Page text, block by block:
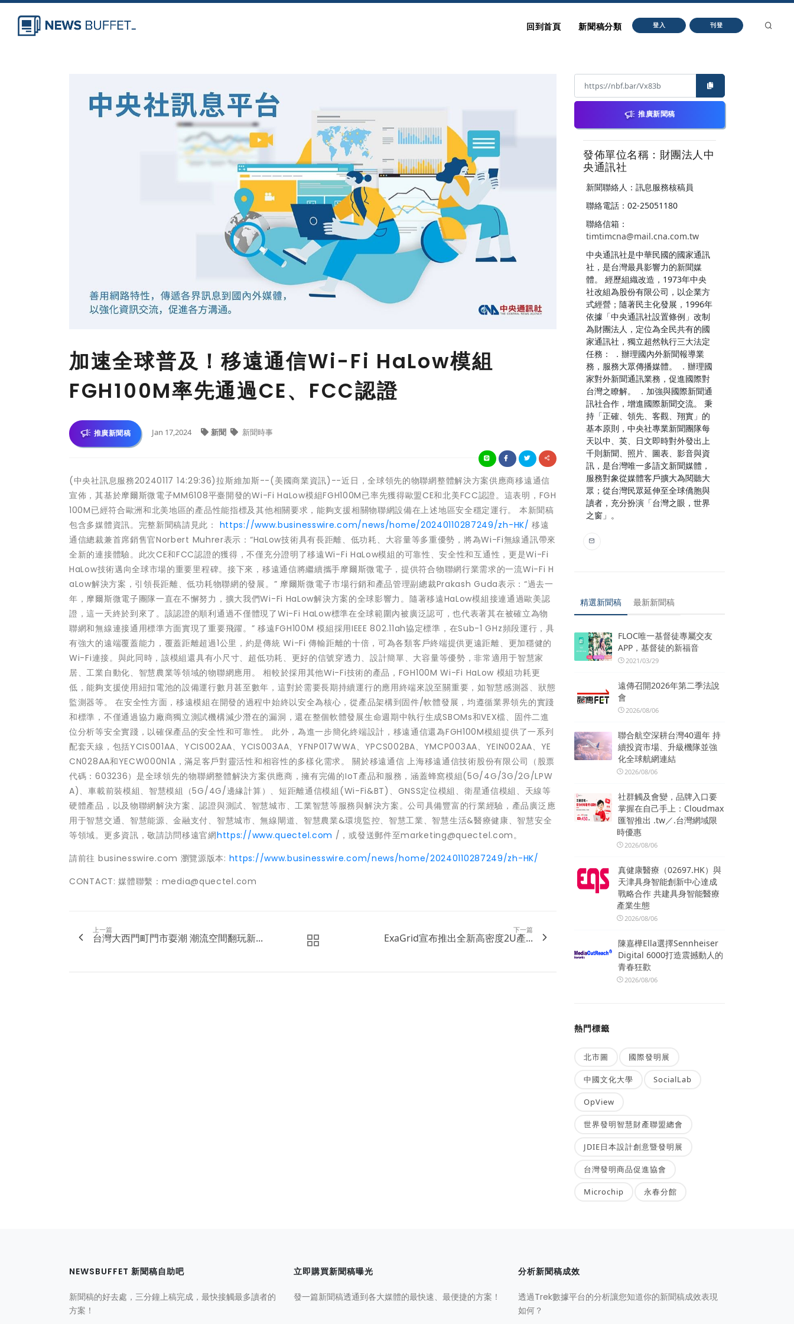
回到首頁 新聞稿分類 登入 刊登
加速全球普及！移遠通信Wi-Fi HaLow模組
FGH100M率先通過CE、FCC認證
推廣新聞稿 Jan 17,2024 新聞 新聞時事
(中央社訊息服務20240117 14:29:36)拉斯維加斯--(美國商業資訊)--近日，全球領先的物聯網整體解決方案供應商移遠通信
宣佈，其基於摩爾斯微電子MM6108平臺開發的Wi-Fi HaLow模組FGH100M已率先獲得歐盟CE和北美FCC認證。這表明，FGH
100M已經符合歐洲和北美地區的產品性能指標及其他相關要求，能夠支援相關物聯網設備在上述地區安全穩定運行。 本新聞稿
包含多媒體資訊。完整新聞稿請見此： https://www.businesswire.com/news/home/20240110287249/zh-HK/ 移遠
通信總裁兼首席銷售官Norbert Muhrer表示：“HaLow技術具有長距離、低功耗、大容量等多重優勢，將為Wi-Fi無線通訊帶來
全新的連接體驗。此次CE和FCC認證的獲得，不僅充分證明了移遠Wi-Fi HaLow模組的可靠性、安全性和互通性，更是Wi-Fi
HaLow技術邁向全球市場的重要里程碑。接下來，移遠通信將繼續攜手摩爾斯微電子，提供符合物聯網行業需求的一流Wi-Fi H
aLow解決方案，引領長距離、低功耗物聯網的發展。” 摩爾斯微電子市場行銷和產品管理副總裁Prakash Guda表示：“過去一
年，摩爾斯微電子團隊一直在不懈努力，擴大我們Wi-Fi HaLow解決方案的全球影響力。隨著移遠HaLow模組接連通過歐美認
證，這一天終於到來了。該認證的順利通過不僅體現了Wi-Fi HaLow標準在全球範圍內被廣泛認可，也代表著其在被確立為物
聯網和無線連接通用標準方面實現了重要飛躍。” 移遠FGH100M 模組採用IEEE 802.11ah協定標準，在Sub-1 GHz頻段運行，具
有強大的遠端覆蓋能力，覆蓋距離超過1公里，約是傳統 Wi-Fi 傳輸距離的十倍，可為各類客戶終端提供更遠距離、更加穩健的
Wi-Fi連接。與此同時，該模組還具有小尺寸、超低功耗、更好的信號穿透力、設計簡單、大容量等優勢，非常適用于智慧家
居、工業自動化、智慧農業等領域的物聯網應用。 相較於採用其他Wi-Fi技術的產品，FGH100M Wi-Fi HaLow 模組功耗更
低，能夠支援使用紐扣電池的設備運行數月甚至數年，這對於需要長期持續運行的應用終端來說至關重要，如智慧感測器、狀態
監測器等。 在安全性方面，移遠模組在開發的過程中始終以安全為核心，從產品架構到固件/軟體發展，均遵循業界領先的實踐
和標準，不僅通過協力廠商獨立測試機構減少潛在的漏洞，還在整個軟體發展生命週期中執行生成SBOMs和VEX檔、固件二進
位分析等安全實踐，以確保產品的安全性和可靠性。 此外，為進一步簡化終端設計，移遠通信還為FGH100M模組提供了一系列
配套天線，包括YCIS001AA、YCIS002AA、YCIS003AA、YFNP017WWA、YPCS002BA、YMCP003AA、YEIN002AA、YE
CN028AA和YECW000N1A，滿足客戶對靈活性和相容性的多樣化需求。 關於移遠通信 上海移遠通信技術股份有限公司（股票
代碼：603236）是全球領先的物聯網整體解決方案供應商，擁有完備的IoT產品和服務，涵蓋蜂窩模組(5G/4G/3G/2G/LPW
A)、車載前裝模組、智慧模組（5G/4G/邊緣計算）、短距離通信模組(Wi-Fi&BT)、GNSS定位模組、衛星通信模組、天線等
硬體產品，以及物聯網解決方案、認證與測試、智慧城市、工業智慧等服務與解決方案。公司具備豐富的行業經驗，產品廣泛應
用于智慧交通、智慧能源、金融支付、智慧城市、無線閘道、智慧農業&環境監控、智慧工業、智慧生活&醫療健康、智慧安全
等領域。更多資訊，敬請訪問移遠官網https://www.quectel.com /，或發送郵件至marketing@quectel.com。
請前往 businesswire.com 瀏覽源版本: https://www.businesswire.com/news/home/20240110287249/zh-HK/
CONTACT: 媒體聯繫：media@quectel.com
上一篇
台灣大西門町門市耍潮 潮流空間翻玩新...
下一篇
ExaGrid宣布推出全新高密度2U產...
推廣新聞稿
發佈單位名稱：財團法人中
央通訊社
新聞聯絡人：訊息服務核稿員
聯絡電話：02-25051180
聯絡信箱：
timtimcna@mail.cna.com.tw
中央通訊社是中華民國的國家通訊
社，是台灣最具影響力的新聞媒
體。 經歷組織改造，1973年中央
社改組為股份有限公司，以企業方
式經營；隨著民主化發展，1996年
依據「中央通訊社設置條例」改制
為財團法人，定位為全民共有的國
家通訊社，獨立超然執行三大法定
任務： ．辦理國內外新聞報導業
務，服務大眾傳播媒體。 ．辦理國
家對外新聞通訊業務，促進國際對
台灣之瞭解。 ．加強與國際新聞通
訊社合作，增進國際新聞交流。 秉
持「正確、領先、客觀、翔實」的
基本原則，中央社專業新聞團隊每
天以中、英、日文即時對外發出上
千則新聞、照片、圖表、影音與資
訊，是台灣唯一多語文新聞媒體，
服務對象從媒體客戶擴大為閱聽大
眾；從台灣民眾延伸至全球僑胞與
讀者，充分扮演「台灣之眼，世界
之窗」。
精選新聞稿 最新新聞稿
FLOC唯一基督徒專屬交友
APP，基督徒的新福音
2021/03/29
遠傳召開2026年第二季法說
會
2026/08/06
聯合航空深耕台灣40週年 持
續投資市場、升級機隊並強
化全球航網連結
2026/08/06
社群觸及會變，品牌入口要
掌握在自己手上：Cloudmax
匯智推出 .tw／.台灣網域限
時優惠
2026/08/06
真健康醫療（02697.HK）與
天津具身智能創新中心達成
戰略合作 共建具身智能醫療
產業生態
2026/08/06
陳嘉樺Ella選擇Sennheiser
Digital 6000打造震撼動人的
青春狂歡
2026/08/06
熱門標籤
北市圖 國際發明展
中國文化大學 SocialLab
OpView
世界發明智慧財產聯盟總會
JDIE日本設計創意暨發明展
台灣發明商品促進協會
Microchip 永春分館
NEWSBUFFET 新聞稿自助吧
新聞稿的好去處，三分鐘上稿完成，最快接觸最多讀者的
方案！
立即購買新聞稿曝光
發一篇新聞稿透通到各大媒體的最快速、最便捷的方案！
分析新聞稿成效
透過Trek數據平台的分析讓您知道你的新聞稿成效表現
如何？